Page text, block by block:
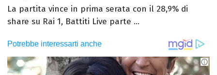
La partita vince in prima serata con il 28,9% di
share su Rai 1, Battiti Live parte ...